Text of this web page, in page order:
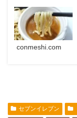
conmeshi.com
セブンイレブン